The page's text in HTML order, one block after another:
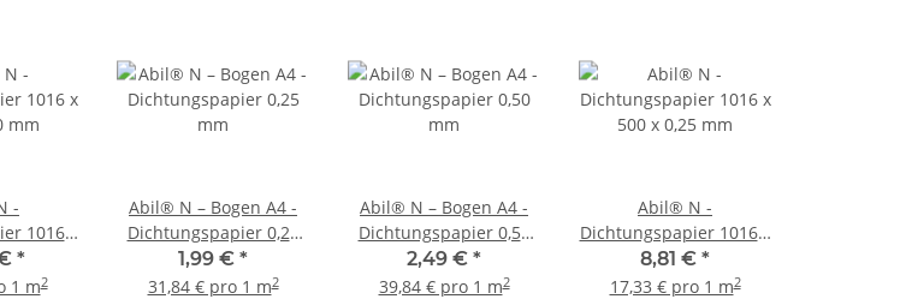
-
1016 x
mm
*
1 m2
Abil® N – Bogen A4 -
Dichtungspapier 0,25
mm
1,99 € *
31,84 € pro 1 m2
Abil® N – Bogen A4 -
Dichtungspapier 0,50
mm
2,49 € *
39,84 € pro 1 m2
Abil® N -
Dichtungspapier 1016 x
500 x 0,25 mm
8,81 € *
17,33 € pro 1 m2